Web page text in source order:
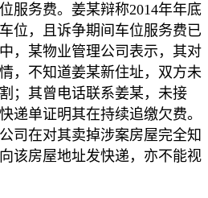
服务费。姜某辩称2014年年底
位，且诉争期间车位服务费已
，某物业管理公司表示，其对
，不知道姜某新住址，双方未
；其曾电话联系姜某，未接
递单证明其在持续追缴欠费。
司在对其卖掉涉案房屋完全知
该房屋地址发快递，亦不能视